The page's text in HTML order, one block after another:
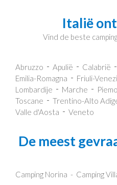
Italië
Vind de beste
Abruzzo Apulië Calabrië
Emilia-Romagna
Friuli-
Lombardije
Marche
Toscane
Trentino-Alto
Valle d'Aosta
Veneto
De meest
Camping Norina Camping